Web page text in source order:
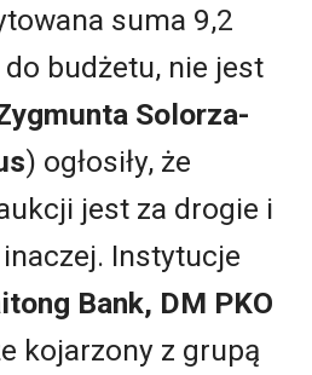
suma 9,2
do budżetu, nie jest
Solorza-
) ogłosiły, że
jest za drogie i
Instytucje
Bank, DM PKO
kojarzony z grupą